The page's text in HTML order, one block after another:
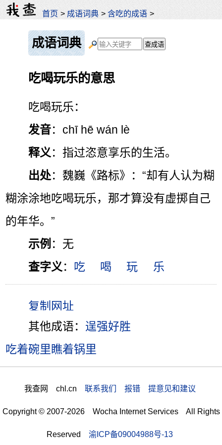
首页 > 成语词典 >含吃的成语 >
成语词典
吃喝玩乐的意思
吃喝玩乐：
发音：chī hē wán lè
释义 ：指过恣意享乐的生活。
出处：魏巍《路标》：“却有人认为糊
糊涂涂地吃喝玩乐，那才算没有虚掷自己
的年华。”
示例 ：无
查字义 ： 吃 喝 玩 乐
其他成语： 逞强好胜
吃着碗里瞧着锅里
我查网 chl.cn 联系我们 报错 提意见和建议
Copyright © 2007-2026 Wocha Internet Services All Rights
Reserved 渝ICP备09004988号-13